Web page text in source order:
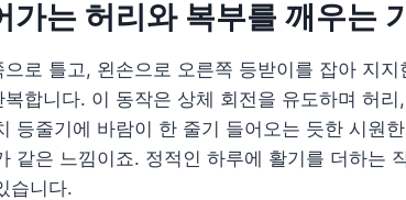
가는 허리와 복부를 깨우는
로 틀고, 왼손으로 오른쪽 등받이를 잡아 지지
합니다. 이 동작은 상체 회전을 유도하며 허리
등줄기에 바람이 한 줄기 들어오는 듯한 시원
같은 느낌이죠. 정적인 하루에 활기를 더하는
습니다.